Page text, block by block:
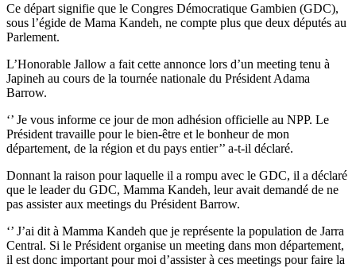
Ce départ signifie que le Congres Démocratique Gambien (GDC),
sous l’égide de Mama Kandeh, ne compte plus que deux députés au
Parlement.
L’Honorable Jallow a fait cette annonce lors d’un meeting tenu à
Japineh au cours de la tournée nationale du Président Adama
Barrow.
‘’ Je vous informe ce jour de mon adhésion officielle au NPP. Le
Président travaille pour le bien-être et le bonheur de mon
département, de la région et du pays entier’’ a-t-il déclaré.
Donnant la raison pour laquelle il a rompu avec le GDC, il a déclaré
que le leader du GDC, Mamma Kandeh, leur avait demandé de ne
pas assister aux meetings du Président Barrow.
‘’ J’ai dit à Mamma Kandeh que je représente la population de Jarra
Central. Si le Président organise un meeting dans mon département,
il est donc important pour moi d’assister à ces meetings pour faire la